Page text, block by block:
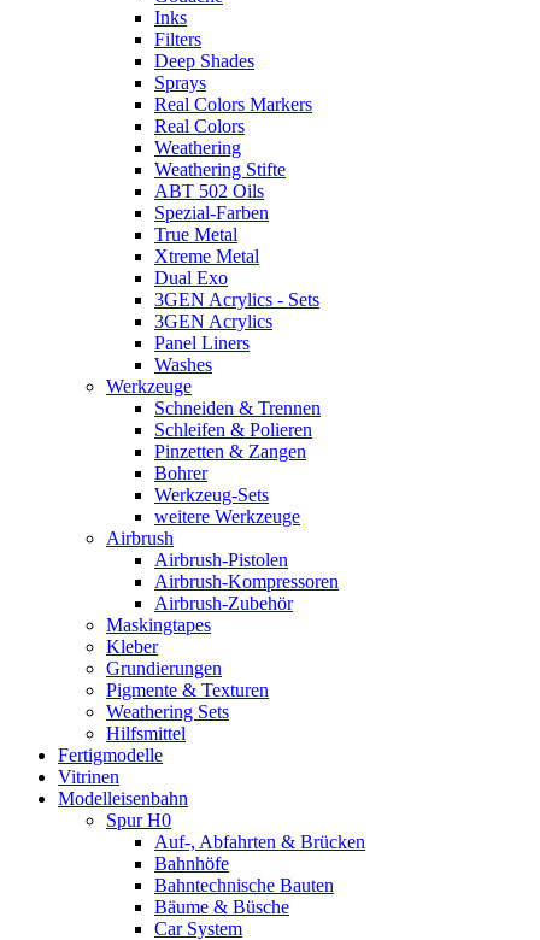
Inks
Filters
Deep Shades
Sprays
Real Colors Markers
Real Colors
Weathering
Weathering Stifte
ABT 502 Oils
Spezial-Farben
True Metal
Xtreme Metal
Dual Exo
3GEN Acrylics - Sets
3GEN Acrylics
Panel Liners
Washes
Werkzeuge
Schneiden & Trennen
Schleifen & Polieren
Pinzetten & Zangen
Bohrer
Werkzeug-Sets
weitere Werkzeuge
Airbrush
Airbrush-Pistolen
Airbrush-Kompressoren
Airbrush-Zubehör
Maskingtapes
Kleber
Grundierungen
Pigmente & Texturen
Weathering Sets
Hilfsmittel
Fertigmodelle
Vitrinen
Modelleisenbahn
Spur H0
Auf-, Abfahrten & Brücken
Bahnhöfe
Bahntechnische Bauten
Bäume & Büsche
Car System